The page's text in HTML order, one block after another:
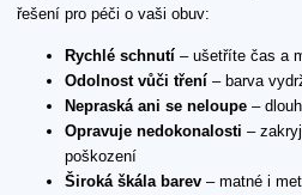
řešení pro péči o vaši obuv:
Rychlé schnutí – ušetříte čas a
Odolnost vůči tření – barva
Nepraská ani se neloupe –
Opravuje nedokonalosti –
poškození
Široká škála barev – matné i